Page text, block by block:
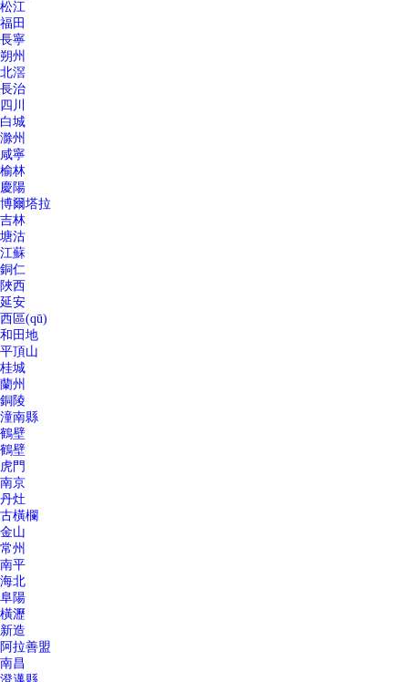
松江
福田
長寧
朔州
北滘
長治
四川
白城
滁州
咸寧
榆林
慶陽
博爾塔拉
吉林
塘沽
江蘇
銅仁
陜西
延安
西區(qū)
和田地
平頂山
桂城
蘭州
銅陵
潼南縣
鶴壁
鶴壁
虎門
南京
丹灶
古橫欄
金山
常州
南平
海北
阜陽
橫瀝
新造
阿拉善盟
南昌